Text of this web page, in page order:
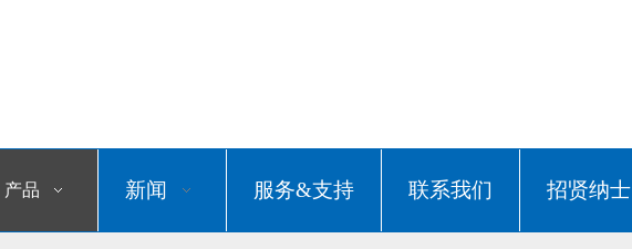
产品 新闻 服务&支持 联系我们 招贤纳士